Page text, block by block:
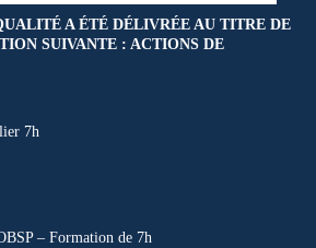
A ÉTÉ DÉLIVRÉE AU TITRE DE
SUIVANTE : ACTIONS DE
7h
– Formation de 7h